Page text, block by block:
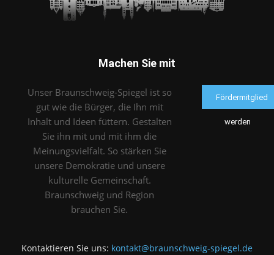
Machen Sie mit
Unser Braunschweig-Spiegel ist so
gut wie die Bürger, die Ihn mit
Inhalt und Ideen füttern. Gestalten
Sie ihn mit und mit ihm die
Meinungsvielfalt. So stärken Sie
unsere Demokratie und unsere
kulturelle Gemeinschaft.
Braunschweig und Region
brauchen Sie.
Fördermitglied
werden
Kontaktieren Sie uns: kontakt@braunschweig-spiegel.de